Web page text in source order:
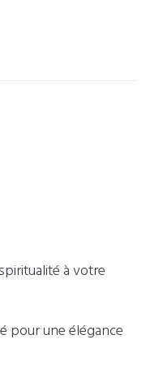
à votre
pour une élégance